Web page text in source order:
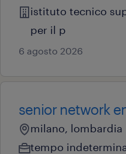
istituto tecnico
per il p
6 agosto 2026
senior network
milano, lombardia
tempo